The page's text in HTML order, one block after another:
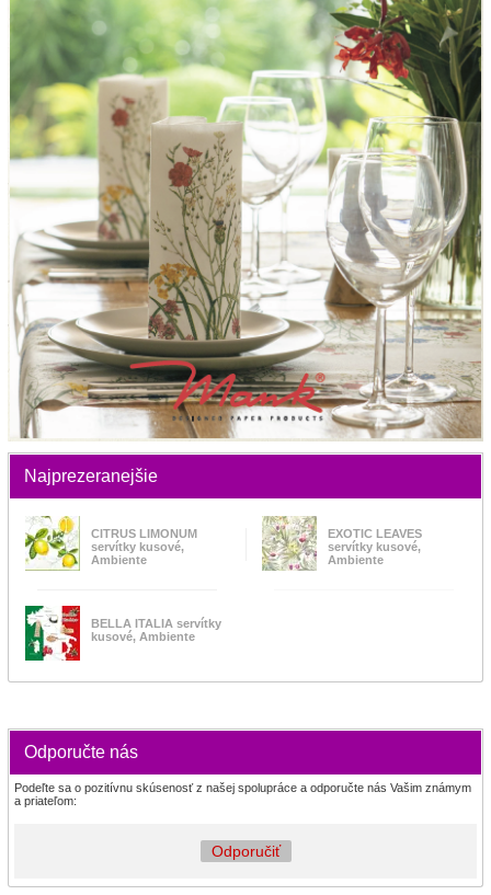
Najprezeranejšie
CITRUS LIMONUM
servítky kusové,
Ambiente
EXOTIC LEAVES
servítky kusové,
Ambiente
BELLA ITALIA servítky
kusové, Ambiente
Odporučte nás
Podeľte sa o pozitívnu skúsenosť z našej spolupráce a odporučte nás Vašim známym
a priateľom:
Odporučiť